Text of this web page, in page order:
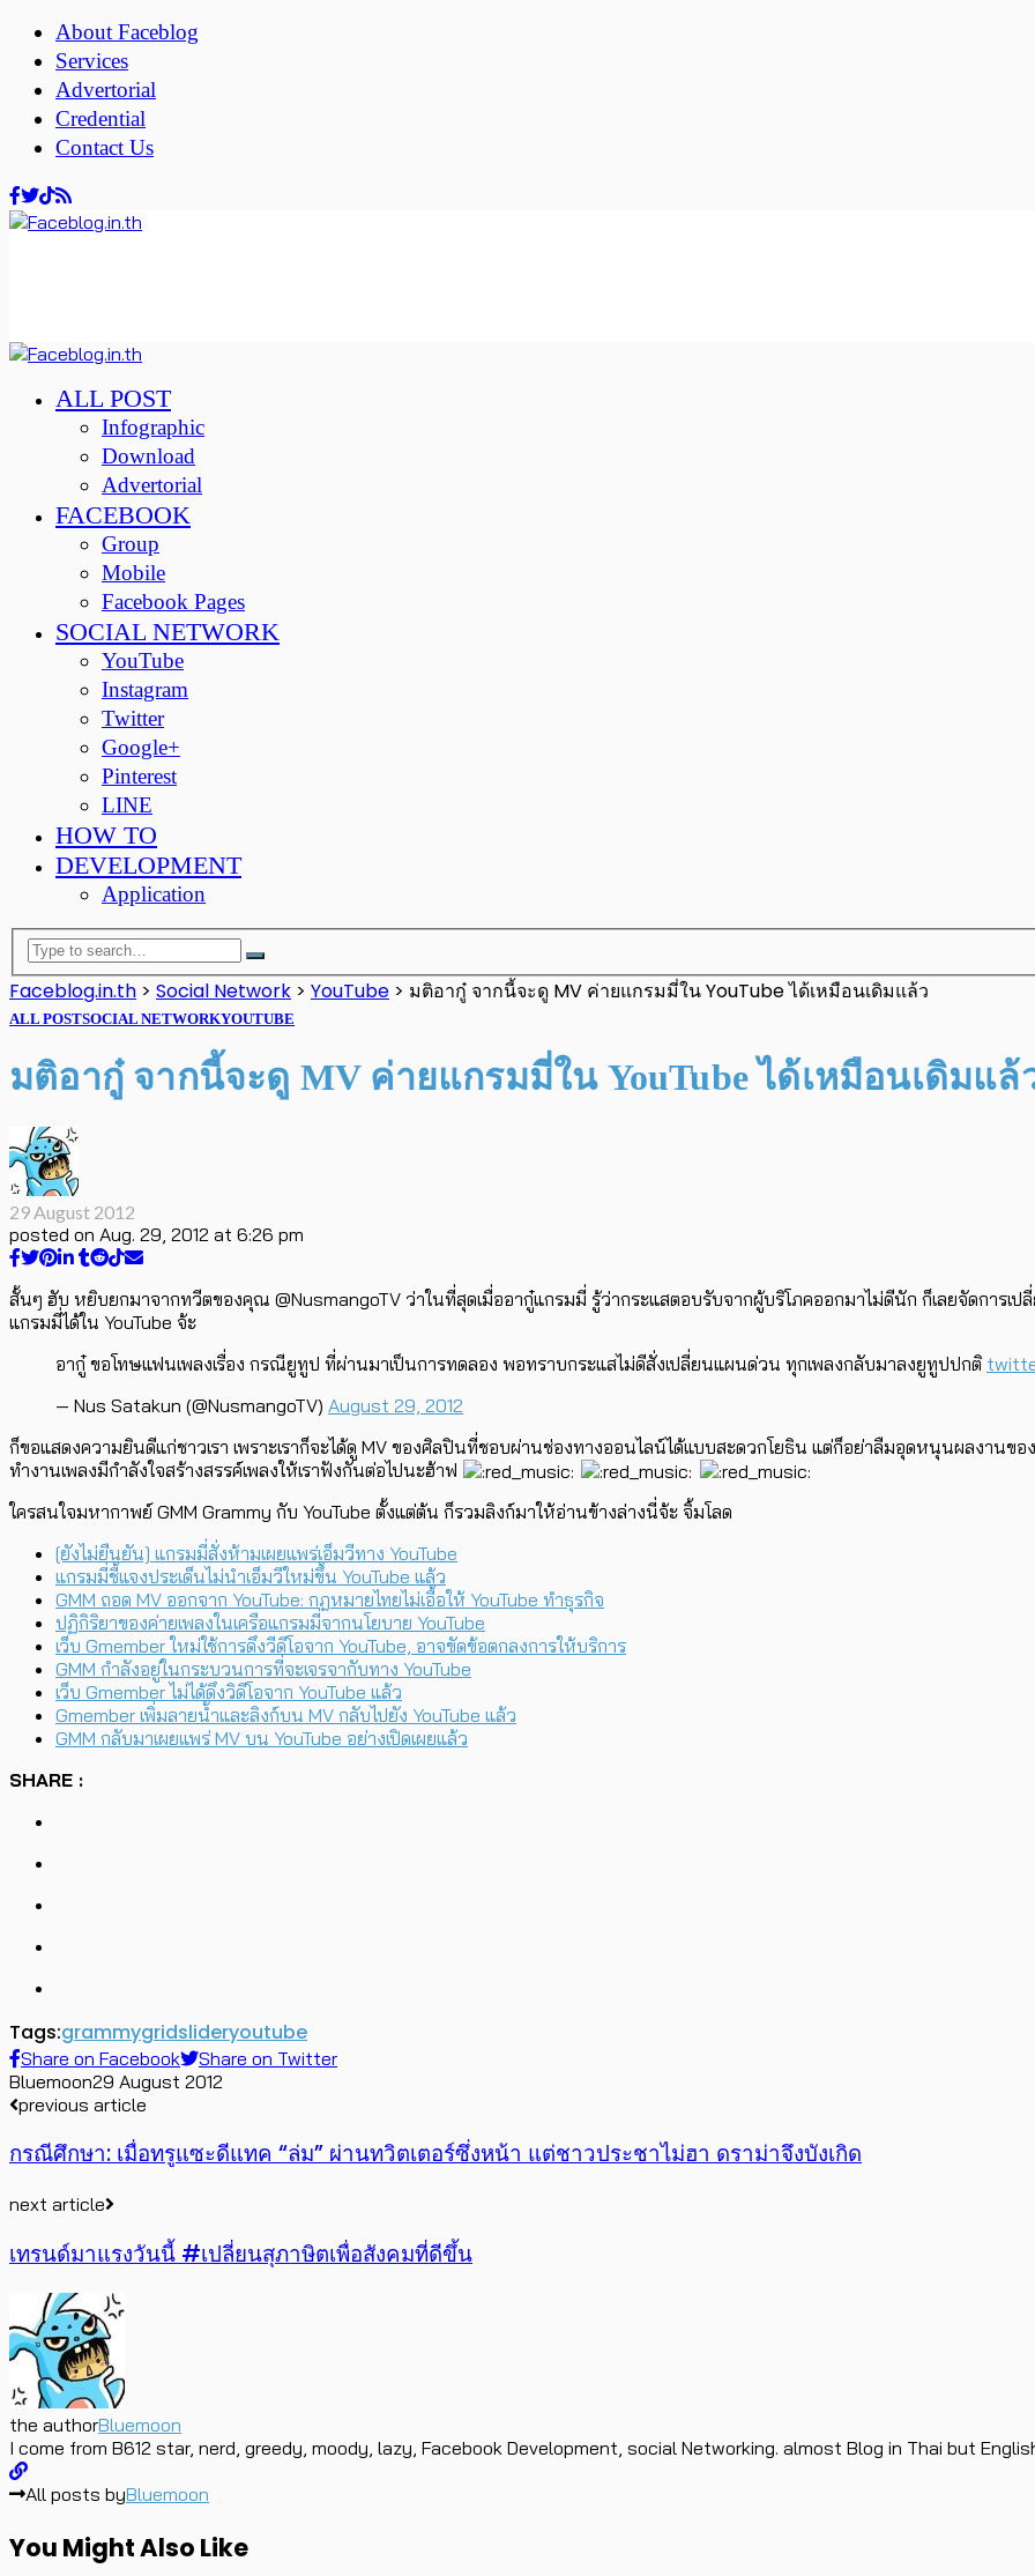
About Faceblog
Services
Advertorial
Credential
Contact Us
ALL POST
Infographic
Download
Advertorial
FACEBOOK
Group
Mobile
Facebook Pages
SOCIAL NETWORK
YouTube
Instagram
Twitter
Google+
Pinterest
LINE
HOW TO
DEVELOPMENT
Application
Faceblog.in.th > Social Network > YouTube > มติอากู๋ จากนี้จะดู MV ค่ายแกรมมี่ใน YouTube ได้เหมือนเดิมแล้ว
ALL POSTSOCIAL NETWORKYOUTUBE
มติอากู๋ จากนี้จะดู MV ค่ายแกรมมี่ใน YouTube ได้เหมือนเดิมแล้
29 August 2012
posted on Aug. 29, 2012 at 6:26 pm
สั้นๆ ฮับ หยิบยกมาจากทวีตของคุณ @NusmangoTV ว่าในที่สุดเมื่ออากู๋แกรมมี่ รู้ว่ากระแสตอบรับจากผู้บริโภคออกมาไม่ดีนัก ก็เลยจัดการเ
แกรมมี่ได้ใน YouTube จ้ะ
อากู๋ ขอโทษแฟนเพลงเรื่อง กรณียูทูป ที่ผ่านมาเป็นการทดลอง พอทราบกระแสไม่ดีสั่งเปลี่ยนแผนด่วน ทุกเพลงกลับมาลงยูทูปปกติ
— Nus Satakun (@NusmangoTV) August 29, 2012
ก็ขอแสดงความยินดีแก่ชาวเรา เพราะเราก็จะได้ดู MV ของศิลปินที่ชอบผ่านช่องทางออนไลน์ได้แบบสะดวกโยธิน แต่ก็อย่าลืมอุดหนุนผลงานขอ
ทำงานเพลงมีกำลังใจสร้างสรรค์เพลงให้เราฟังกันต่อไปนะฮ้าฟ
ใครสนใจมหากาพย์ GMM Grammy กับ YouTube ตั้งแต่ต้น ก็รวมลิงก์มาให้อ่านข้างล่างนี่จ้ะ จิ้มโลด
[ยังไม่ยืนยัน] แกรมมี่สั่งห้ามเผยแพร่เอ็มวีทาง YouTube
แกรมมี่ชี้แจงประเด็นไม่นำเอ็มวีใหม่ขึ้น YouTube แล้ว
GMM ถอด MV ออกจาก YouTube: กฎหมายไทยไม่เอื้อให้ YouTube ทำธุรกิจ
ปฏิกิริยาของค่ายเพลงในเครือแกรมมี่จากนโยบาย YouTube
เว็บ Gmember ใหม่ใช้การดึงวีดีโอจาก YouTube, อาจขัดข้อตกลงการให้บริการ
GMM กำลังอยู่ในกระบวนการที่จะเจรจากับทาง YouTube
เว็บ Gmember ไม่ได้ดึงวิดีโอจาก YouTube แล้ว
Gmember เพิ่มลายน้ำและลิงก์บน MV กลับไปยัง YouTube แล้ว
GMM กลับมาเผยแพร่ MV บน YouTube อย่างเปิดเผยแล้ว
SHARE :
Tags:grammygridslideryoutube
Share on Facebook
Share on Twitter
Bluemoon29 August 2012
previous article
กรณีศึกษา: เมื่อทรูแซะดีแทค “ล่ม” ผ่านทวิตเตอร์ซึ่งหน้า แต่ชาวประชาไม่ฮา ดราม่าจึงบังเกิด
next article
เทรนด์มาแรงวันนี้ #เปลี่ยนสุภาษิตเพื่อสังคมที่ดีขึ้น
the authorBluemoon
I come from B612 star, nerd, greedy, moody, lazy, Facebook Development, social Networking. almost Blog in Thai but
All posts byBluemoon
You Might Also Like